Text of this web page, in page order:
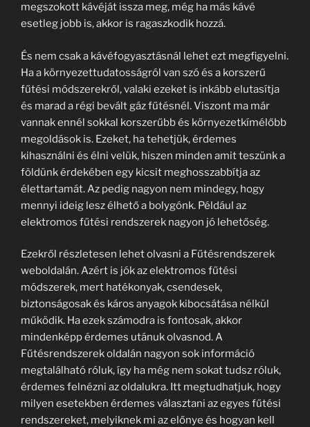
megszokott kávéját issza meg, még ha más kávé
esetleg jobb is, akkor is ragaszkodik hozzá.
És nem csak a kávéfogyasztásnál lehet ezt megfigyelni.
Ha a környezettudatosságról van szó és a korszerű
fűtési módszerekről, valaki ezeket is inkább elutasítja
és marad a régi bevált gáz fűtésnél. Viszont ma már
vannak ennél sokkal korszerűbb és környezetkímélőbb
megoldások is. Ezeket, ha tehetjük, érdemes
kihasználni és élni velük, hiszen minden amit teszünk a
földünk érdekében egy kicsit meghosszabbítja az
élettartamát. Az pedig nagyon nem mindegy, hogy
mennyi ideig lesz élhető a bolygónk. Például az
elektromos fűtési rendszerek nagyon jó lehetőség.
Ezekről részletesen lehet olvasni a Fűtésrendszerek
weboldalán. Azért is jók az elektromos fűtési
módszerek, mert hatékonyak, csendesek,
biztonságosak és káros anyagok kibocsátása nélkül
működik. Ha ezek számodra is fontosak, akkor
mindenképp érdemes utánuk olvasnod. A
Fűtésrendszerek oldalán nagyon sok információ
megtalálható róluk, így ha még nem sokat tudsz róluk,
érdemes felnézni az oldalukra. Itt megtudhatjuk, hogy
milyen esetekben érdemes választani az egyes fűtési
rendszereket, melyiknek mi az előnye és hogyan kell